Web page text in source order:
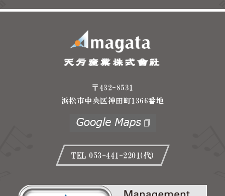
〒432-8531
浜松市中央区神田町1366番地
TEL 053-441-2201(代)